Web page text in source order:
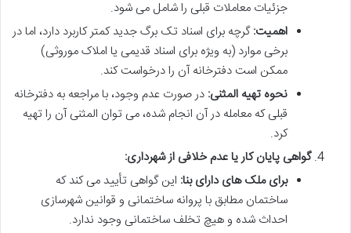
جزئیات معاملات قبلی را شامل می شود.
اهمیت:گرچه برای اسناد تک برگ جدید کمتر کاربرد دارد، اما در
برخی موارد (به ویژه برای اسناد قدیمی یا املاک موروثی)
ممکن است دفترخانه آن را درخواست کند.
نحوه تهیه المثنی: در صورت عدم وجود، با مراجعه به دفترخانه
قبلی که معامله در آن انجام شده، می توان المثنی آن را تهیه
کرد.
گواهی پایان کار یا عدم خلافی از شهرداری:
برای ملک های دارای بنا: این گواهی تأیید می کند که
ساختمان مطابق با پروانه ساختمانی و قوانین شهرسازی
احداث شده و هیچ تخلف ساختمانی وجود ندارد.